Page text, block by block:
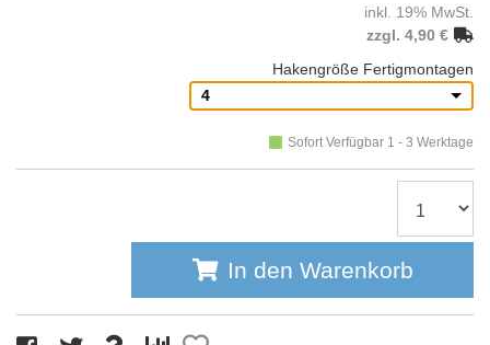
inkl. 19% MwSt.
zzgl. 4,90 €
Hakengröße Fertigmontagen
4
Sofort Verfügbar 1 - 3 Werktage
In den Warenkorb